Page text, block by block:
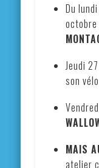
Du
octobre
Jeudi
son vélo
MAIS
atelier